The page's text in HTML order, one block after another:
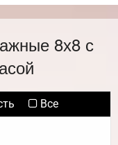
8х8 с
Все